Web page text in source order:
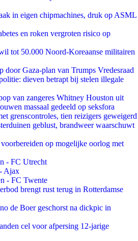
in eigen chipmachines, druk op ASML
en roken vergroten risico op
tot 50.000 Noord-Koreaanse militairen
door Gaza-plan van Trumps Vredesraad
dieven betrapt bij stelen illegale
van zangeres Whitney Houston uit
massaal gedeeld op seksfora
grenscontroles, tien reizigers geweigerd
geblust, brandweer waarschuwt
op mogelijke oorlog met
- FC Utrecht
Ajax
- FC Twente
brengt rust terug in Rotterdamse
de Boer geschorst na dickpic in
cel voor afpersing 12-jarige